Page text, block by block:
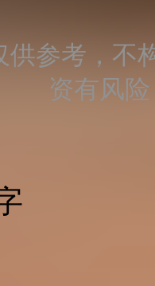
供参考，不
资有风